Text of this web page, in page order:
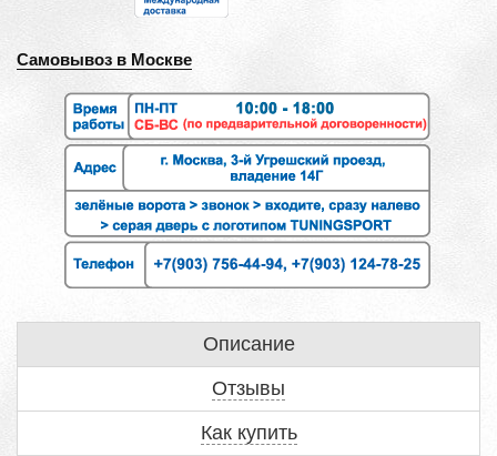
Самовывоз в Москве
Описание
Отзывы
Как купить